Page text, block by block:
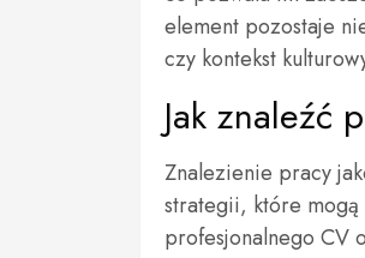
element pozostaje
czy kontekst
Jak znaleźć
Znalezienie pracy
strategii, które
profesjonalnego CV